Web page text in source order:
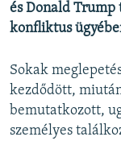
és Donald Trump
konfliktus
Sokak
kezdődött,
bemutatkozott,
személyes